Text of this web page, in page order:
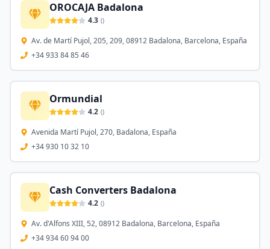
OROCAJA Badalona
4.3 ()
Av. de Martí Pujol, 205, 209, 08912 Badalona, Barcelona, España
+34 933 84 85 46
Ormundial
4.2 ()
Avenida Martí Pujol, 270, Badalona, España
+34 930 10 32 10
Cash Converters Badalona
4.2 ()
Av. d'Alfons XIII, 52, 08912 Badalona, Barcelona, España
+34 934 60 94 00